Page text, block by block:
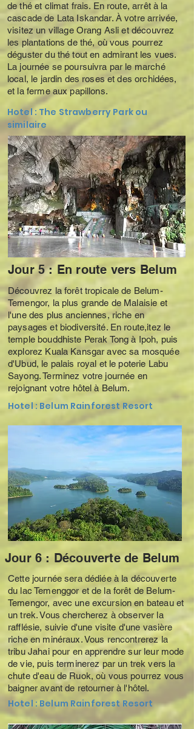
de thé et climat frais. En route, arrêt à la
cascade de Lata Iskandar. À votre arrivée,
visitez un village Orang Asli et découvrez
les plantations de thé, où vous pourrez
déguster du thé tout en admirant les vues.
La journée se poursuivra par le marché
local, le jardin des roses et des orchidées,
et la ferme aux papillons.
Hotel : The Strawberry Park ou
similaire
Jour 5 : En route vers Belum
Découvrez la forêt tropicale de Belum-
Temengor, la plus grande de Malaisie et
l'une des plus anciennes, riche en
paysages et biodiversité. En route,itez le
temple bouddhiste Perak Tong à Ipoh, puis
explorez Kuala Kansgar avec sa mosquée
d'Ubud, le palais royal et le poterie Labu
Sayong. Terminez votre journée en
rejoignant votre hôtel à Belum.
Hotel : Belum Rainforest Resort
Cette journée sera dédiée à la découverte
du lac Temenggor et de la forêt de Belum-
Temengor, avec une excursion en bateau et
un trek. Vous chercherez à observer la
rafflésie, suivie d'une visite d'une vasière
riche en minéraux. Vous rencontrerez la
tribu Jahai pour en apprendre sur leur mode
de vie, puis terminerez par un trek vers la
chute d'eau de Ruok, où vous pourrez vous
baigner avant de retourner à l'hôtel.
Jour 6 : Découverte de Belum
Hotel : Belum Rainforest Resort